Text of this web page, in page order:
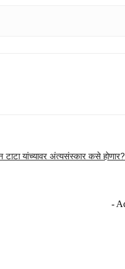
टाटा यांच्यावर अंत्यसंस्कार कसे
-